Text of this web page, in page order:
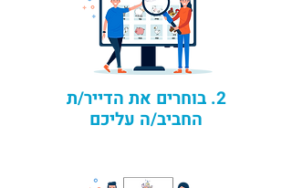
2. בוחרים את הדייר/ת
החביב/ה עליכם